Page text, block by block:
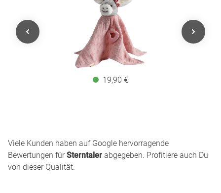
19,90 €
Viele Kunden haben auf Google hervorragende
Bewertungen fürSterntaler abgegeben. Profitiere auch Du
von dieser Qualität.